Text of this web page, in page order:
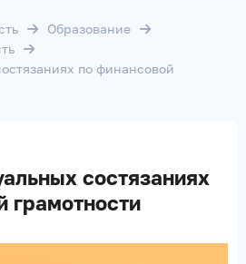
Образование
по финансовой
состязаниях
грамотности